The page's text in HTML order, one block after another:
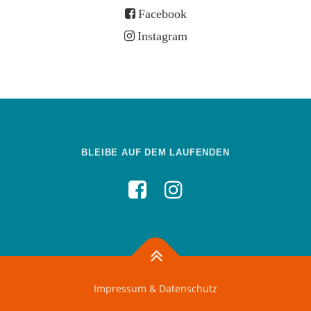
Facebook
Instagram
BLEIBE AUF DEM LAUFENDEN
Impressum & Datenschutz